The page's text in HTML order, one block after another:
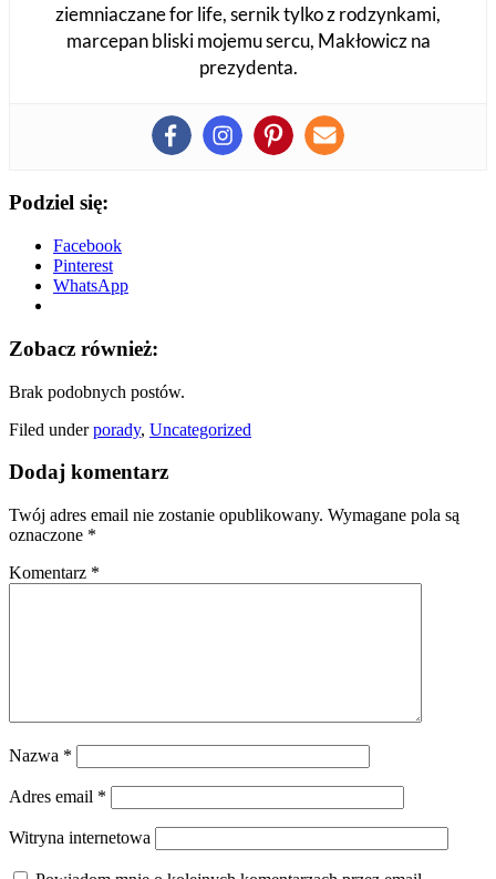
ziemniaczane for life, sernik tylko z rodzynkami,
marcepan bliski mojemu sercu, Makłowicz na
prezydenta.
Podziel się:
Facebook
Pinterest
WhatsApp
Zobacz również:
Brak podobnych postów.
Filed underporady, Uncategorized
Dodaj komentarz
Twój adres email nie zostanie opublikowany. Wymagane pola są
oznaczone *
Komentarz *
Nazwa *
Adres email *
Witryna internetowa